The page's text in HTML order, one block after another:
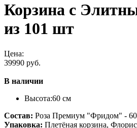
Корзина с
из 101 шт
Цена:
39990 руб.
В наличии
Высота:60 см
Состав: Роза Премиум "Фридом" -
Упаковка: Плетёная корзина,